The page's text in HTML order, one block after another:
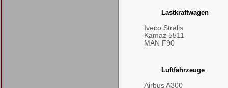
Lastkraftwagen
Iveco Stralis
Kamaz 5511
MAN F90
Luftfahrzeuge
Airbus A300